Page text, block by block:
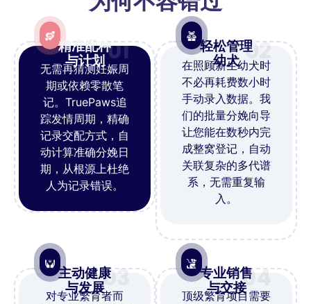
01
精准配种
与计划
无需再猜测妊娠周
期或依赖零散笔
记。TruePaws追
踪发情周期，精确
记录交配方式，自
动计算准确分娩日
期，从根源上杜绝
人为记录错误。
02
轻松管理
幼犬
在照顾新生幼犬时
不必再耗费数小时
手动录入数据。我
们的批量分娩向导
让您能在数秒内完
成整窝登记，自动
关联复杂的多代谱
系，无需重复输
入。
03
主动健康
与发展
对专业繁育者而
04
专业销售
与交接
顶级繁育项目需要